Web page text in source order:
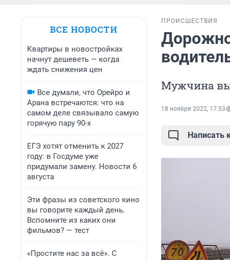
ВСЕ НОВОСТИ
Квартиры в новостройках
начнут дешеветь — когда
ждать снижения цен
Все думали, что Орейро и
Арана встречаются: что на
самом деле связывало самую
горячую пару 90-х
ЕГЭ хотят отменить к 2027
году: в Госдуме уже
придумали замену. Новости 6
августа
Эти фразы из советского кино
вы говорите каждый день.
Вспомните из каких они
фильмов? — тест
«Простите нас за всё». С
ПРОИСШЕСТВИЯ
Мужчина
18 ноября 2022, 17:53
Написать